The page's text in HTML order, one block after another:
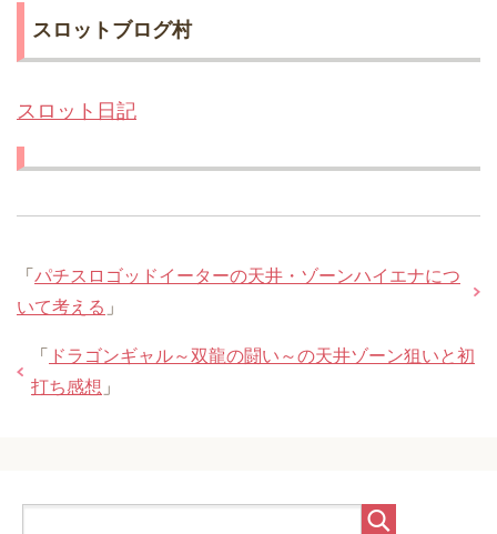
スロットブログ村
スロット日記
「 パチスロゴッドイーターの天井・ゾーンハイエナにつ
いて考える 」
「
ドラゴンギャル～双龍の闘い～の天井ゾーン狙いと初
打ち感想 」